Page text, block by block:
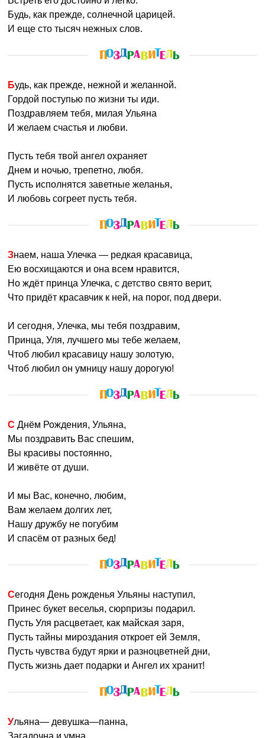
Будь, как прежде, солнечной царицей.
И еще сто тысяч нежных слов.
Будь, как прежде, нежной и желанной.
Гордой поступью по жизни ты иди.
Поздравляем тебя, милая Ульяна
И желаем счастья и любви.
Пусть тебя твой ангел охраняет
Днем и ночью, трепетно, любя.
Пусть исполнятся заветные желанья,
И любовь согреет пусть тебя.
Знаем, наша Улечка — редкая красавица,
Ею восхищаются и она всем нравится,
Но ждёт принца Улечка, с детство свято верит,
Что придёт красавчик к ней, на порог, под двери.
И сегодня, Улечка, мы тебя поздравим,
Принца, Уля, лучшего мы тебе желаем,
Чтоб любил красавицу нашу золотую,
Чтоб любил он умницу нашу дорогую!
С Днём Рождения, Ульяна,
Мы поздравить Вас спешим,
Вы красивы постоянно,
И живёте от души.
И мы Вас, конечно, любим,
Вам желаем долгих лет,
Нашу дружбу не погубим
И спасём от разных бед!
Сегодня День рожденья Ульяны наступил,
Принес букет веселья, сюрпризы подарил.
Пусть Уля расцветает, как майская заря,
Пусть тайны мироздания откроет ей Земля,
Пусть чувства будут ярки и разноцветней дни,
Пусть жизнь дает подарки и Ангел их хранит!
Ульяна— девушка—панна,
Загадочна и умна,